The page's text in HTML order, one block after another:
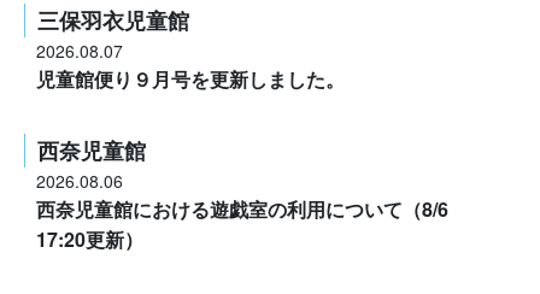
三保羽衣児童館
2026.08.07
児童館便り９月号を更新しました。
西奈児童館
2026.08.06
西奈児童館における遊戯室の利用について（8/6
17:20更新）